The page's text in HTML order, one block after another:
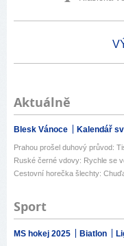
Aktuálně
Blesk Vánoce Kalendář
Prahou prošel duhový průvod:
Ruské černé vdovy: Rychle se
Cestovní horečka šlechty:
Sport
MS hokej 2025 Biatlon